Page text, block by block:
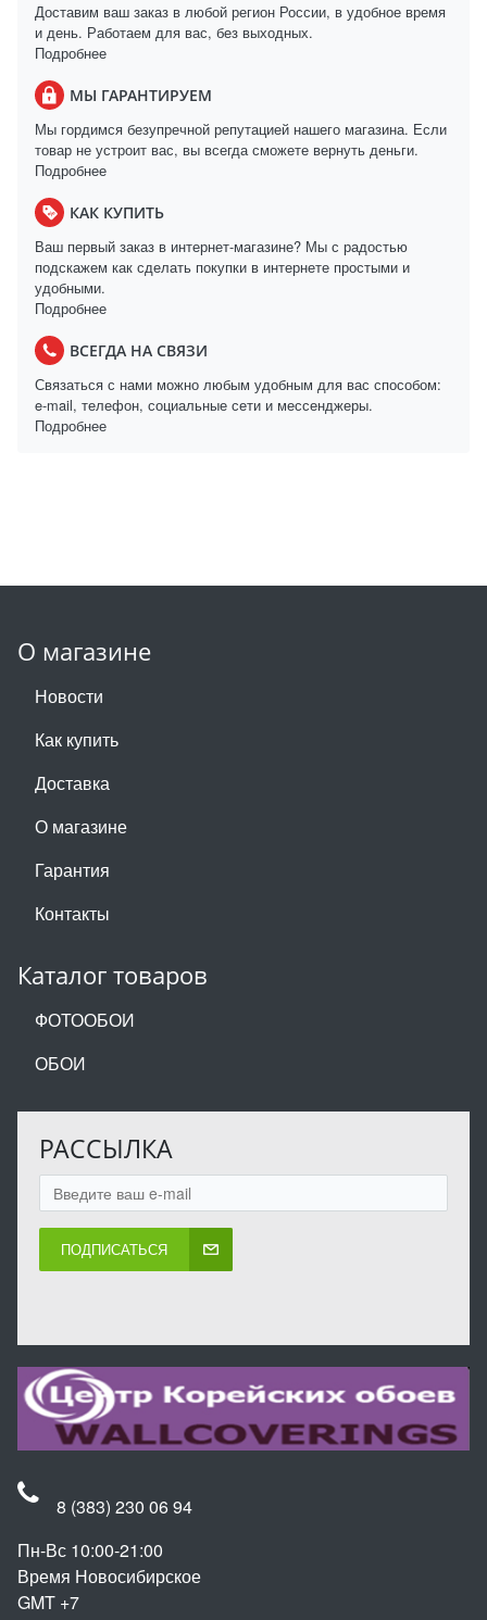
Доставим ваш заказ в любой регион России, в удобное время
и день. Работаем для вас, без выходных.
Подробнее
МЫ ГАРАНТИРУЕМ
Мы гордимся безупречной репутацией нашего магазина. Если
товар не устроит вас, вы всегда сможете вернуть деньги.
Подробнее
КАК КУПИТЬ
Ваш первый заказ в интернет-магазине? Мы с радостью
подскажем как сделать покупки в интернете простыми и
удобными.
Подробнее
ВСЕГДА НА СВЯЗИ
Связаться с нами можно любым удобным для вас способом:
e-mail, телефон, социальные сети и мессенджеры.
Подробнее
О магазине
Новости
Как купить
Доставка
О магазине
Гарантия
Контакты
Каталог товаров
ФОТООБОИ
ОБОИ
РАССЫЛКА
ПОДПИСАТЬСЯ
8 (383) 230 06 94
Пн-Вс 10:00-21:00
Время Новосибирское
GMT +7